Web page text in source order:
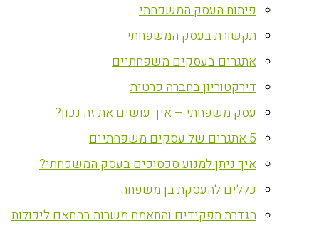
פיתוח העסק המשפחתי
תקשורת בעסק המשפחתי
אתגרים בעסקים משפחתיים
דירקטוריון בחברה פרטית
עסק משפחתי – איך עושים את זה נכון?
5 אתגרים של עסקים משפחתיים
איך ניתן למנוע סכסוכים בעסק המשפחתי?
כללים להעסקת בן משפחה
הגדרת תפקידים והתאמת משרות בהתאם ליכולות